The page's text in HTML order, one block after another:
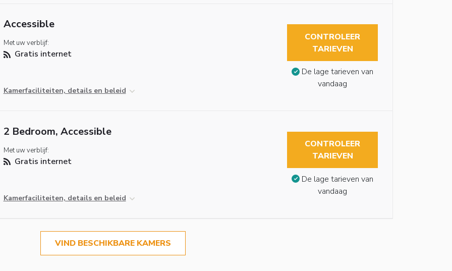
Accessible
Met uw verblijf:
Gratis internet
Kamerfaciliteiten, details en beleid
CONTROLEER
TARIEVEN
De lage tarieven van
vandaag
2 Bedroom, Accessible
Met uw verblijf:
Gratis internet
Kamerfaciliteiten, details en beleid
CONTROLEER
TARIEVEN
De lage tarieven van
vandaag
VIND BESCHIKBARE KAMERS